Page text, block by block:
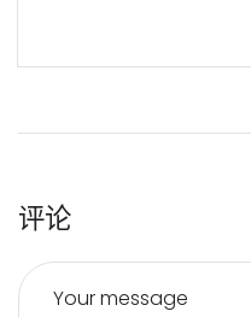
评论
Your message